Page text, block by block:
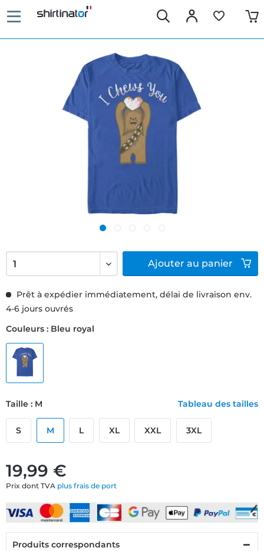
19,99 €
Prix dont TVA plus frais de port
Prêt à expédier immédiatement, délai de livraison env.
4-6 jours ouvrés
Couleurs : Bleu royal
Taille : M Tableau des tailles
S M L XL XXL 3XL
Ajouter au panier
Produits correspondants